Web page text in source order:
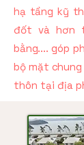
hạ tầng kỹ
đốt và hơn
bằng.... góp
bộ mặt
thôn tại địa